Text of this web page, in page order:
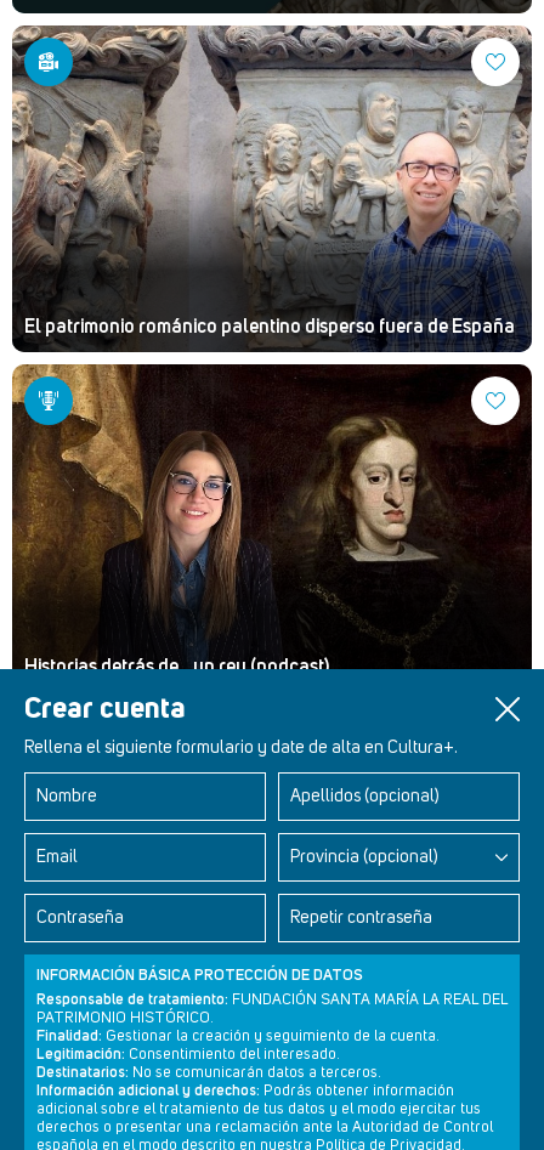
Crear cuenta
Rellena el siguiente formulario y date de alta en Cultura+.
Nombre Apellidos (opcional)
Email Provincia (opcional)
Contraseña Repetir contraseña
INFORMACIÓN BÁSICA PROTECCIÓN DE DATOS
Responsable de tratamiento: FUNDACIÓN SANTA MARÍA LA REAL DEL
PATRIMONIO HISTÓRICO.
Finalidad: Gestionar la creación y seguimiento de la cuenta.
Legitimación: Consentimiento del interesado.
Destinatarios: No se comunicarán datos a terceros.
Información adicional y derechos: Podrás obtener información
adicional sobre el tratamiento de tus datos y el modo ejercitar tus
derechos o presentar una reclamación ante la Autoridad de Control
española en el modo descrito en nuestra Política de Privacidad.
El patrimonio románico palentino disperso fuera de España
Historias detrás de... un rey (podcast)
Retablos Renacentistas Este de León
Newsletter Aviso legal Política de privacidad Política de cookies